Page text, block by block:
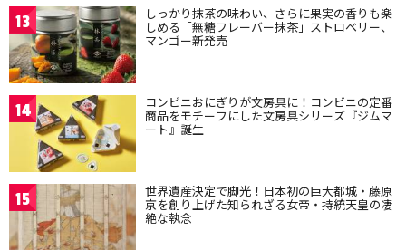
13 しっかり抹茶の味わい、さらに果実の香りも楽
しめる「無糖フレーバー抹茶」ストロベリー、
マンゴー新発売
14 コンビニおにぎりが文房具に！コンビニの定番
商品をモチーフにした文房具シリーズ『ジムマ
ート』誕生
15 世界遺産決定で脚光！日本初の巨大都城・藤原
京を創り上げた知られざる女帝・持統天皇の凄
絶な執念